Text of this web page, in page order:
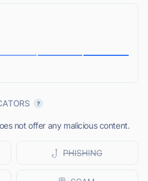
not offer any malicious content.